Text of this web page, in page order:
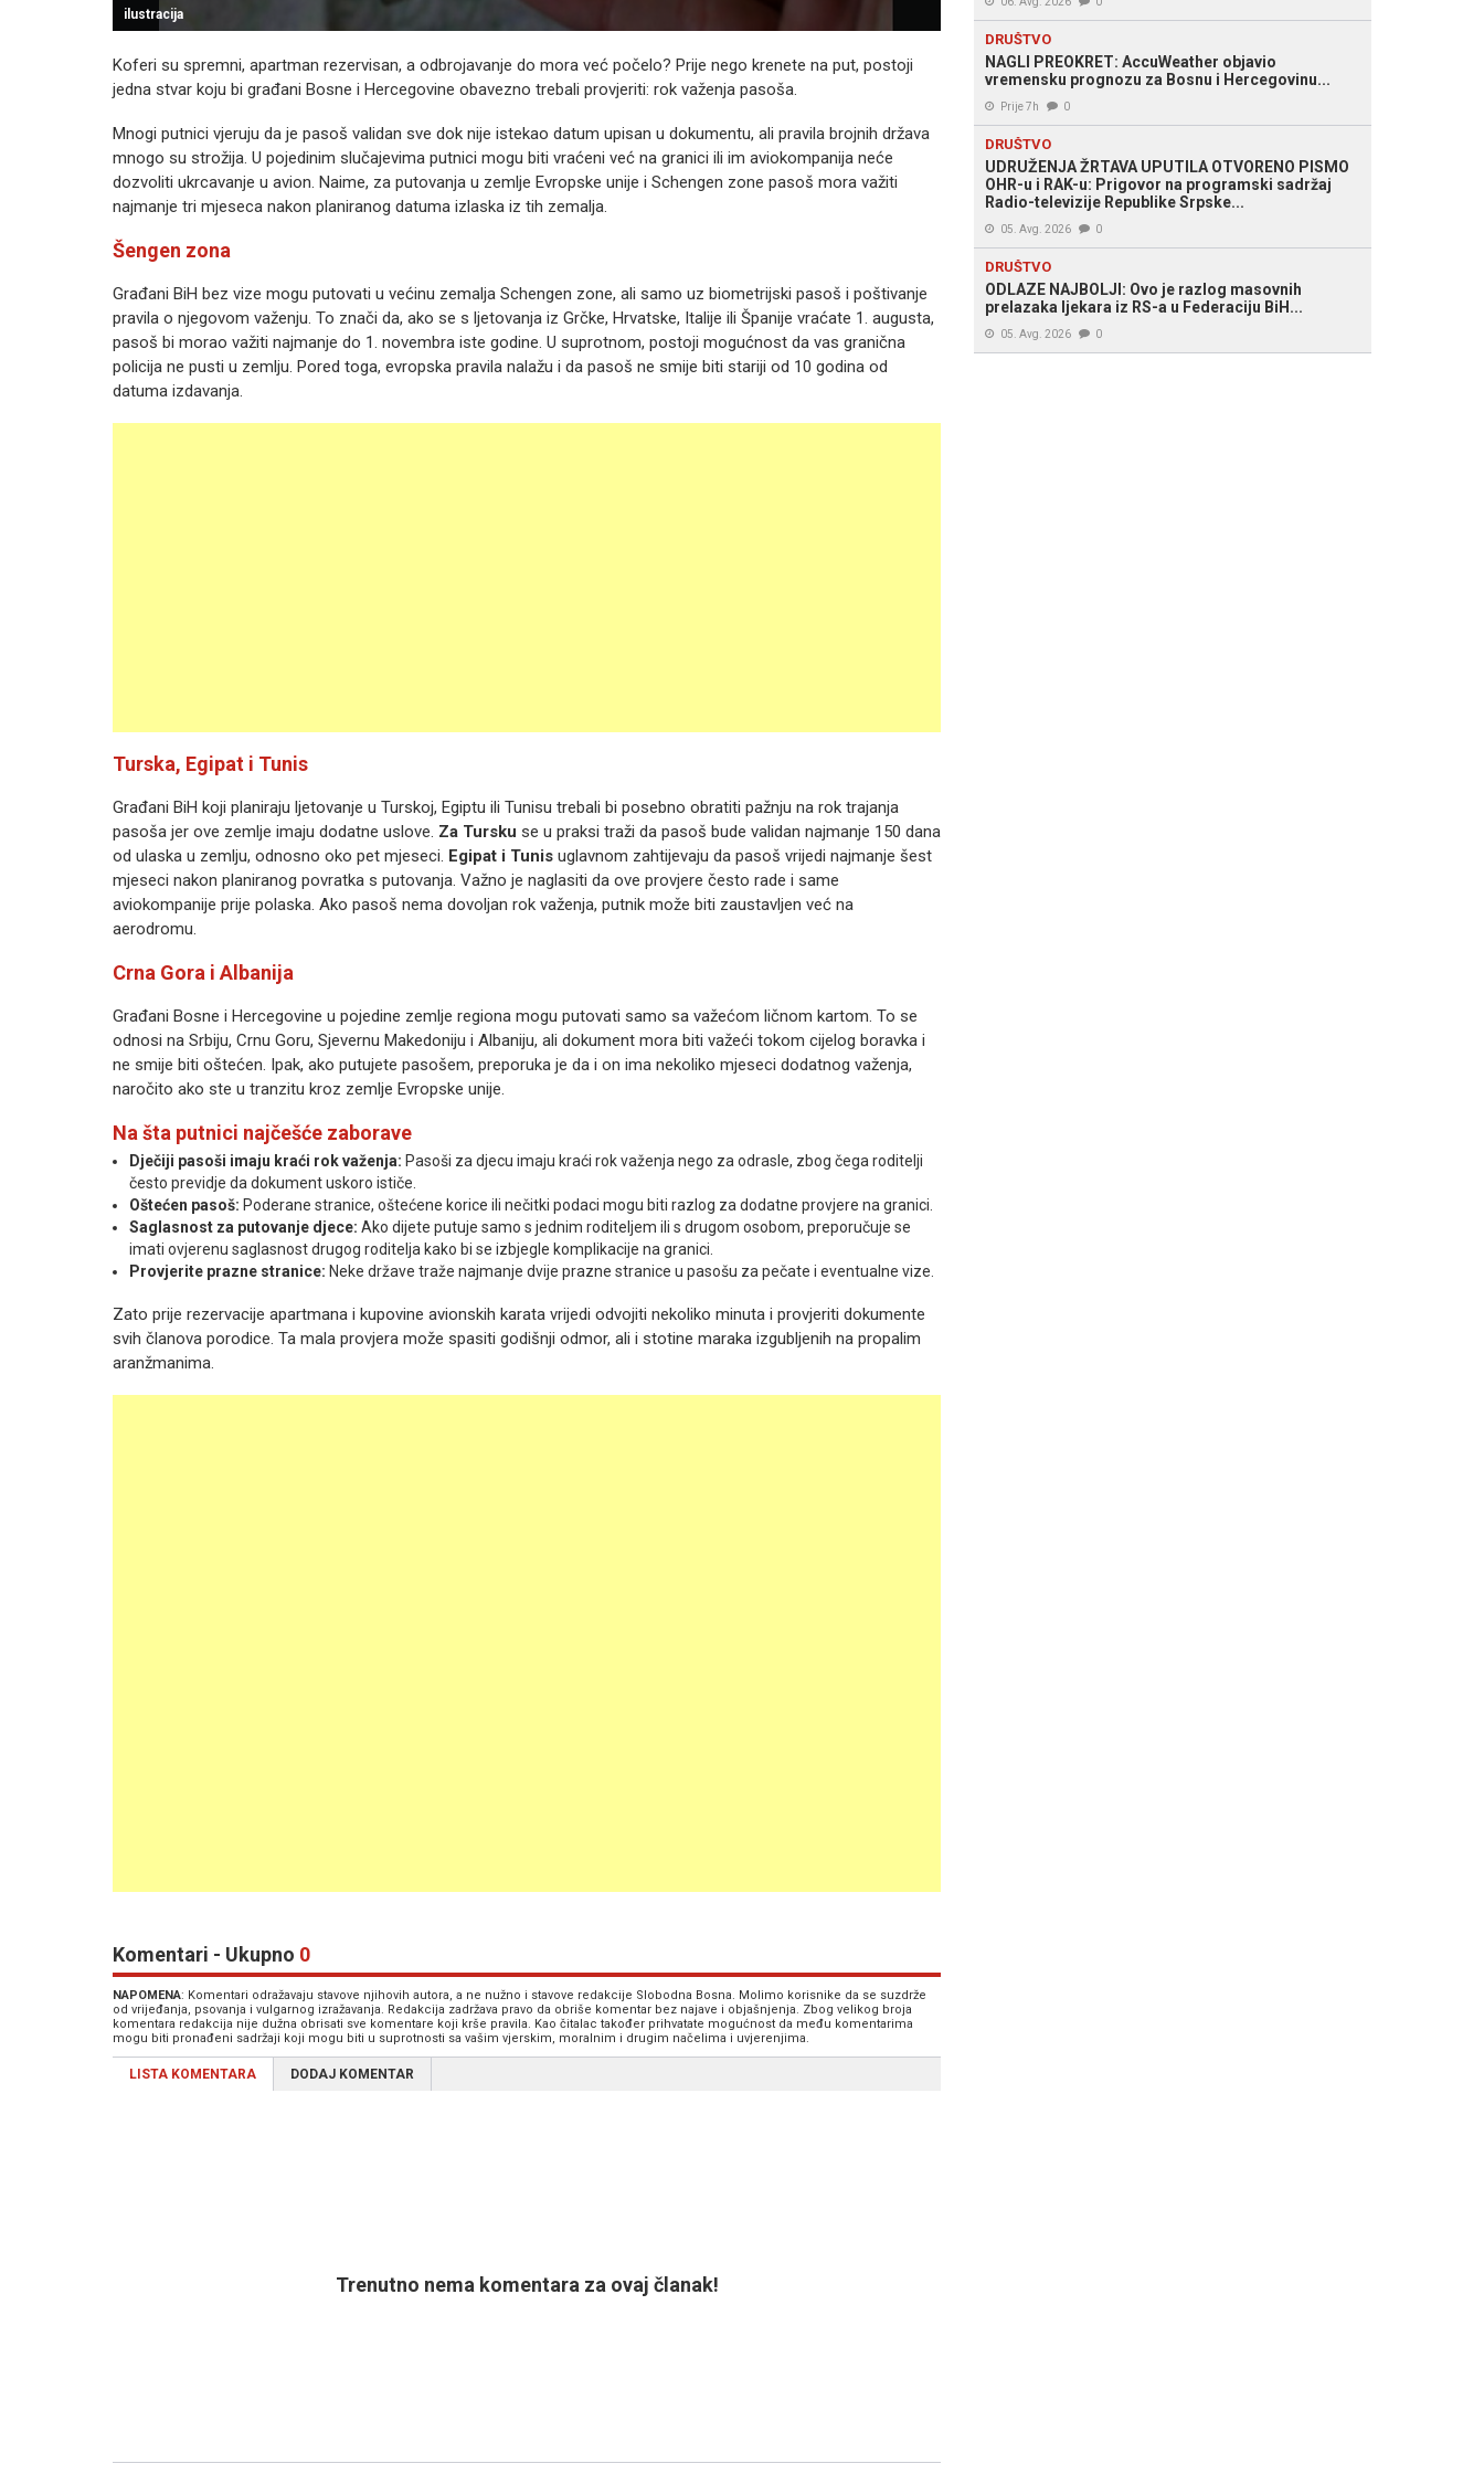
ilustracija
Koferi su spremni, apartman rezervisan, a odbrojavanje do mora već počelo? Prije nego krenete na put, postoji
jedna stvar koju bi građani Bosne i Hercegovine obavezno trebali provjeriti: rok važenja pasoša.
Mnogi putnici vjeruju da je pasoš validan sve dok nije istekao datum upisan u dokumentu, ali pravila brojnih država
mnogo su strožija. U pojedinim slučajevima putnici mogu biti vraćeni već na granici ili im aviokompanija neće
dozvoliti ukrcavanje u avion. Naime, za putovanja u zemlje Evropske unije i Schengen zone pasoš mora važiti
najmanje tri mjeseca nakon planiranog datuma izlaska iz tih zemalja.
Šengen zona
Građani BiH bez vize mogu putovati u većinu zemalja Schengen zone, ali samo uz biometrijski pasoš i poštivanje
pravila o njegovom važenju. To znači da, ako se s ljetovanja iz Grčke, Hrvatske, Italije ili Španije vraćate 1. augusta,
pasoš bi morao važiti najmanje do 1. novembra iste godine. U suprotnom, postoji mogućnost da vas granična
policija ne pusti u zemlju. Pored toga, evropska pravila nalažu i da pasoš ne smije biti stariji od 10 godina od
datuma izdavanja.
Turska, Egipat i Tunis
Građani BiH koji planiraju ljetovanje u Turskoj, Egiptu ili Tunisu trebali bi posebno obratiti pažnju na rok trajanja
pasoša jer ove zemlje imaju dodatne uslove. Za Tursku se u praksi traži da pasoš bude validan najmanje 150 dana
od ulaska u zemlju, odnosno oko pet mjeseci. Egipat i Tunis uglavnom zahtijevaju da pasoš vrijedi najmanje šest
mjeseci nakon planiranog povratka s putovanja. Važno je naglasiti da ove provjere često rade i same
aviokompanije prije polaska. Ako pasoš nema dovoljan rok važenja, putnik može biti zaustavljen već na
aerodromu.
Crna Gora i Albanija
Građani Bosne i Hercegovine u pojedine zemlje regiona mogu putovati samo sa važećom ličnom kartom. To se
odnosi na Srbiju, Crnu Goru, Sjevernu Makedoniju i Albaniju, ali dokument mora biti važeći tokom cijelog boravka i
ne smije biti oštećen. Ipak, ako putujete pasošem, preporuka je da i on ima nekoliko mjeseci dodatnog važenja,
naročito ako ste u tranzitu kroz zemlje Evropske unije.
Na šta putnici najčešće zaborave
Dječiji pasoši imaju kraći rok važenja: Pasoši za djecu imaju kraći rok važenja nego za odrasle, zbog čega roditelji
često previdje da dokument uskoro ističe.
Oštećen pasoš: Poderane stranice, oštećene korice ili nečitki podaci mogu biti razlog za dodatne provjere na granici.
Saglasnost za putovanje djece: Ako dijete putuje samo s jednim roditeljem ili s drugom osobom, preporučuje se
imati ovjerenu saglasnost drugog roditelja kako bi se izbjegle komplikacije na granici.
Provjerite prazne stranice: Neke države traže najmanje dvije prazne stranice u pasošu za pečate i eventualne vize.
Zato prije rezervacije apartmana i kupovine avionskih karata vrijedi odvojiti nekoliko minuta i provjeriti dokumente
svih članova porodice. Ta mala provjera može spasiti godišnji odmor, ali i stotine maraka izgubljenih na propalim
aranžmanima.
Komentari - Ukupno 0
NAPOMENA: Komentari odražavaju stavove njihovih autora, a ne nužno i stavove redakcije Slobodna Bosna. Molimo korisnike da se suzdrže
od vrijeđanja, psovanja i vulgarnog izražavanja. Redakcija zadržava pravo da obriše komentar bez najave i objašnjenja. Zbog velikog broja
komentara redakcija nije dužna obrisati sve komentare koji krše pravila. Kao čitalac također prihvatate mogućnost da među komentarima
mogu biti pronađeni sadržaji koji mogu biti u suprotnosti sa vašim vjerskim, moralnim i drugim načelima i uvjerenjima.
LISTA KOMENTARA DODAJ KOMENTAR
Trenutno nema komentara za ovaj članak!
DRUŠTVO
NAGLI PREOKRET: AccuWeather objavio
vremensku prognozu za Bosnu i Hercegovinu...
Prije 7h 0
DRUŠTVO
UDRUŽENJA ŽRTAVA UPUTILA OTVORENO PISMO
OHR-u i RAK-u: Prigovor na programski sadržaj
Radio-televizije Republike Srpske...
05. Avg. 2026 0
DRUŠTVO
ODLAZE NAJBOLJI: Ovo je razlog masovnih
prelazaka ljekara iz RS-a u Federaciju BiH...
05. Avg. 2026 0